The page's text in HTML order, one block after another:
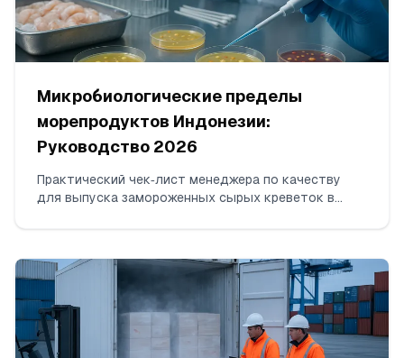
Микробиологические пределы
морепродуктов Индонезии:
Руководство 2026
Практический чек‑лист менеджера по качеству
для выпуска замороженных сырых креветок в
лабораторные методы, количество проб на лот,
интерпретация пограничных результатов и
обязательные данные в COA.